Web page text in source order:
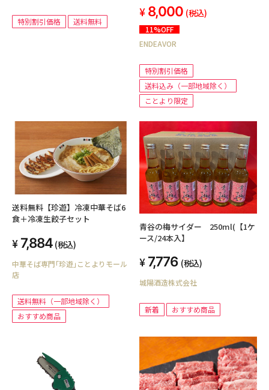
特別割引価格 送料無料
8,000 (税込)
11%OFF
ENDEAVOR
特別割引価格
送料込み（一部地域除く）
ことより限定
送料無料【珍遊】冷凍中華そば6
食＋冷凍生餃子セット
7,884 (税込)
中華そば専門｢珍遊｣ことよりモール
店
送料無料（一部地域除く）
おすすめ商品
青谷の梅サイダー 250ml(【1ケ
ース/24本入】
7,776 (税込)
城陽酒造株式会社
新着 おすすめ商品